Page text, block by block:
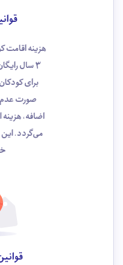
هزینه
3 سال
صورت عدم
اضافه،
می‌گردد.